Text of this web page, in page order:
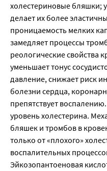
холестериновые бляшки;
делает их более
проницаемость мелких
замедляет процессы
реологические свойства
уменьшает тонус
давление, снижает риск
болезни сердца,
препятствует
уровень холестерина.
бляшек и тромбов в
только от «плохого»
воспалительных
Эйкозопантоеновая